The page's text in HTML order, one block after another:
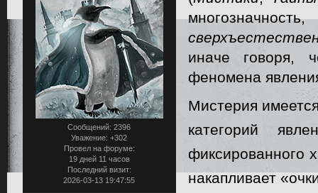
Сообщений: 2396
Уважение: +302
Провел на форуме:
19 дней 11 часов
Последний визит:
2026-03-13 19:47:55
иначе говоря,
феномена
Мистерия
категорий
фиксированного
накапливает